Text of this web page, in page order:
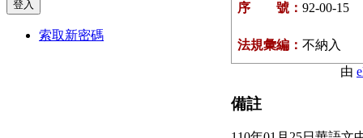
索取新密碼
序 號： 92-00-15
法規彙編： 不納入
由
備註